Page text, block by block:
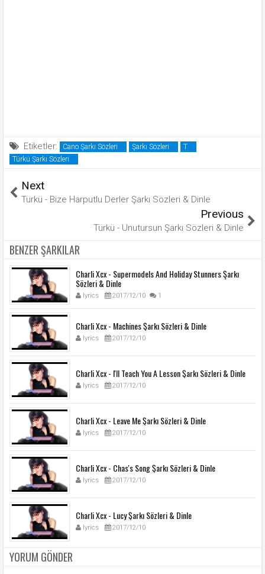
Etiketler: Cano Şarkı Sözleri Şarkı Sözleri
T
Türkü Şarkı Sözleri
Next
Türkü - Bize Harputlu Derler Şarkı Sözleri & Dinle
Previous
Türkü - Unutursun Şarkı Sözleri & Dinle
BENZER ŞARKILAR
Charli Xcx - Supermodels And Holiday Stunners Şarkı
Sözleri & Dinle
lyrics 2017/12/10 1
Charli Xcx - Machines Şarkı Sözleri & Dinle
lyrics 2017/12/10
Charli Xcx - I'll Teach You A Lesson Şarkı Sözleri & Dinle
lyrics 2017/12/10
Charli Xcx - Leave Me Şarkı Sözleri & Dinle
lyrics 2017/12/10
Charli Xcx - Chas's Song Şarkı Sözleri & Dinle
lyrics 2017/12/10
Charli Xcx - Lucy Şarkı Sözleri & Dinle
lyrics 2017/12/10
YORUM GÖNDER